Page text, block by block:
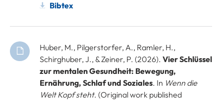
Bibtex
Huber, M., Pilgerstorfer, A., Ramler, H.,
Schirghuber, J., & Zeiner, P. (2026). Vier Schlüssel
zur mentalen Gesundheit: Bewegung,
Ernährung, Schlaf und Soziales. In Wenn die
Welt Kopf steht. (Original work published